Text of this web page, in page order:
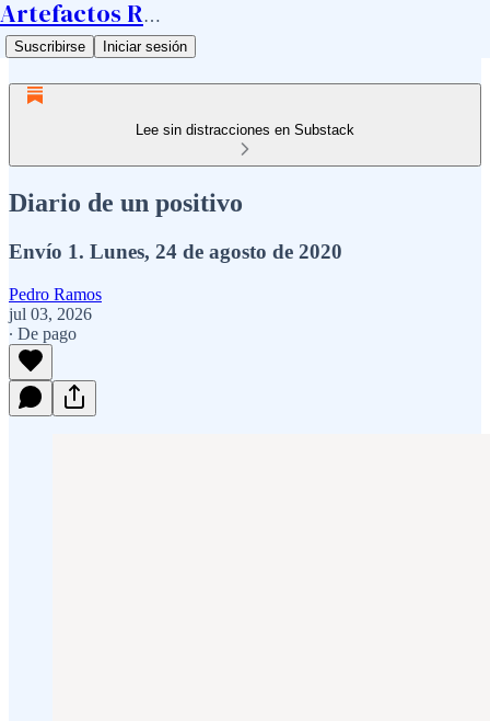
Artefactos Ramos
Suscribirse Iniciar sesión
Lee sin distracciones en Substack
Diario de un positivo
Envío 1. Lunes, 24 de agosto de 2020
Pedro Ramos
jul 03, 2026
∙ De pago